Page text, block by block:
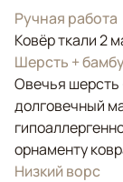
Ручная работа
Ковёр ткали 2
Шерсть +
Овечья шерсть
долговечный
орнаменту
Низкий ворс